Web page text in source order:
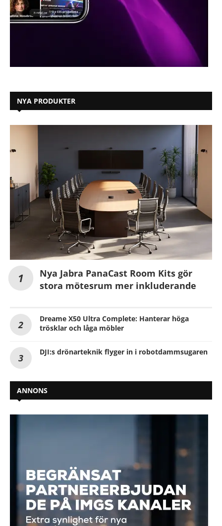
NYA PRODUKTER
Nya Jabra PanaCast Room Kits gör
stora mötesrum mer inkluderande
Dreame X50 Ultra Complete: Hanterar höga
trösklar och låga möbler
DJI:s drönarteknik flyger in i robotdammsugaren
ANNONS